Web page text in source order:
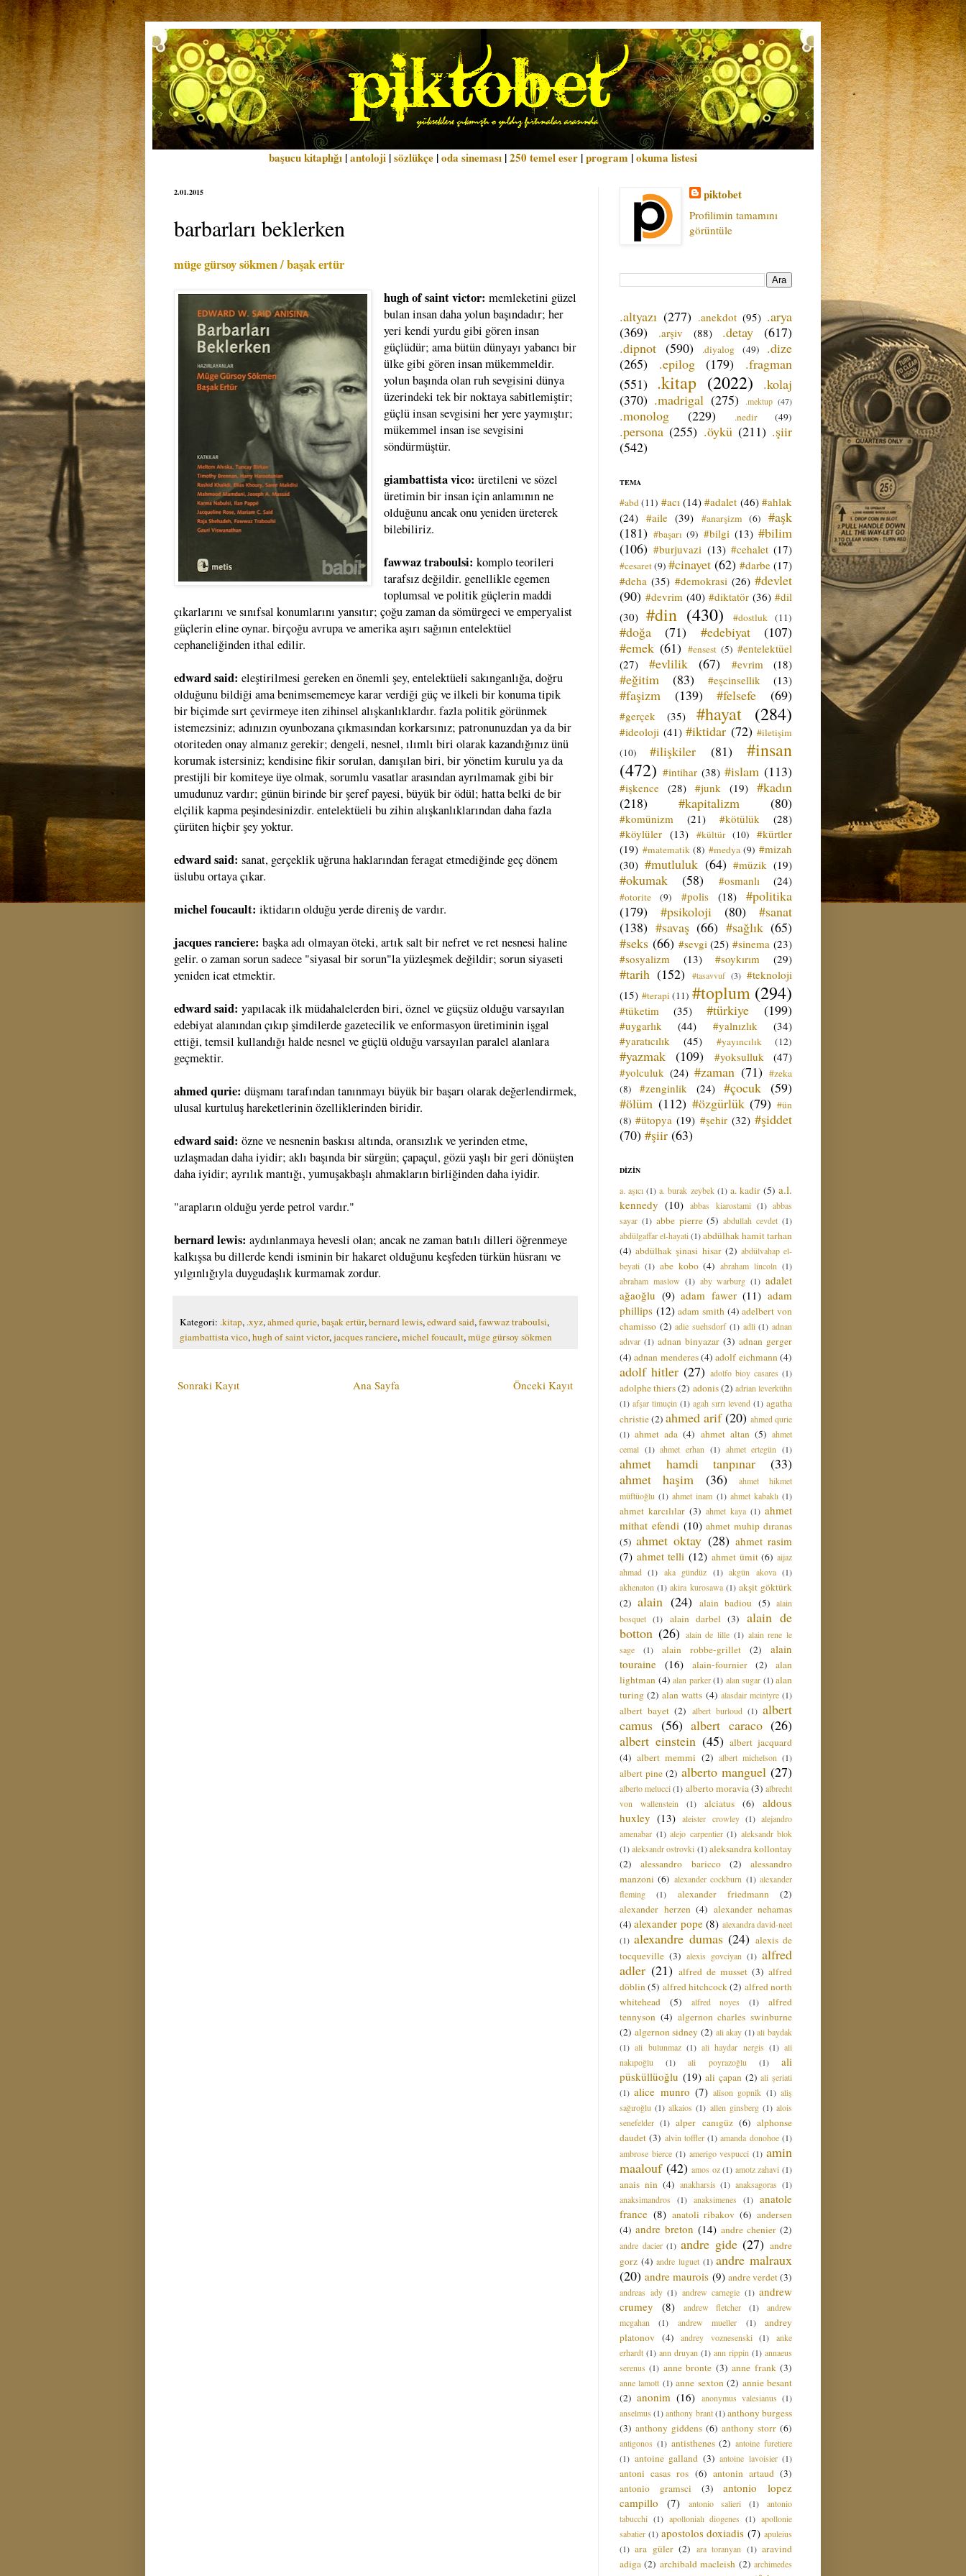
başucu kitaplığı |antoloji |sözlükçe |oda sineması |250 temel eser |program |okuma listesi
2.01.2015
barbarları beklerken
müge gürsoy sökmen / başak ertür
hugh of saint victor: memleketini güzel
bulan insan daha yolun başındadır; her
yeri kendi yurdu gibi gören insan
güçlüdür; ama bütün dünyayı yabancı bir
ülke gibi gören insan mükemmeldir.
yolun başında olan ruh sevgisini dünya
üzerindeki tek bir noktaya sabitlemiştir;
güçlü insan sevgisini her yere yaymıştır;
mükemmel insan ise sevgisini
söndürmüştür.
giambattista vico: üretileni ve sözel
üretimin bir insan için anlamının ne
olduğunu ancak onu yeniden üreterek
bilebiliriz.
fawwaz traboulsi: komplo teorileri
tarafsız değildir. genellikle egemen
toplumsal ve politik güçlerin maddi
çıkarlarını ve sınıfsal konumlarını yansıtır; çoğu zaman da sömürgeci ve emperyalist
güçlerin eline oynar. birçoğu avrupa ve amerika aşırı sağının entelektüel
cephaneliğinden ithal edilir.
edward said: eleştirilmesi gereken en önemli şey, entelektüeli sakınganlığa, doğru
olduğunu bildiği ama benimsememeye karar verdiği güç ve ilkeli bir konuma tipik
bir biçimde sırt çevirmeye iten zihinsel alışkanlıklardır. fazla politik görünmek
istemezsiniz; adınızın oyunbozana çıkmasından korkarsınız; patronunuzdan ya da bir
otoriteden onay almanız gerekir; dengeli, nesnel, ılımlı biri olarak kazandığınız ünü
korumak istersiniz; kendisine fikir sorulan, danışılan biri, bir yönetim kurulu ya da
prestijli bir komiteye üye olmak, sorumlu vasatlar arasından ayrılmamak gibi bir
umudunuz vardır; günün birinde bir şeref payesi, büyük bir ödül; hatta belki de bir
elçilik kapma peşindesinizdir. entelektüeli bu zihin alışkanlıklarından daha fazla
çürüten hiçbir şey yoktur.
edward said: sanat, gerçeklik uğruna haklarından feragat etmediğinde geç dönem
üslubu ortaya çıkar.
michel foucault: iktidarın olduğu yerde direniş de vardır.
jacques ranciere: başka adı olmayan öteki, artık salt bir nefret ve ret nesnesi haline
gelir. o zaman sorun sadece "siyasal bir sorun"la yüzleşmek değildir; sorun siyaseti
yeniden icat etmektir.
edward said: yapılacak ilk müdahalelerden biri, öznel ve güçsüz olduğu varsayılan
edebiyat alanından çıkıp şimdilerde gazetecilik ve enformasyon üretiminin işgal
ettiği, temsil kullandığı halde nesnel ve güçlü olduğu varsayılan paralel alanlara
geçmektir.
ahmed qurie: düşmanı tarafından tanınmayı büyük bir başarı olarak değerlendirmek,
ulusal kurtuluş hareketlerinin özelliklerinden biridir.
edward said: özne ve nesnenin baskısı altında, oransızlık ve yerinden etme,
uzlaşmadan daha iyidir; aklı başında bir sürgün; çapaçul, gözü yaşlı bir geri dönüşten
daha iyidir; ayrılık mantığı, yumuşakbaşlı ahmakların birliğinden daha iyidir.
"arapların olduğu yerde petrol vardır."
bernard lewis: aydınlanmaya hevesli olan; ancak ne zaman batılı dilleri öğrenmeye
kalkışsa bu dillerde kendi isminin bir hakaret olduğunu keşfeden türkün hüsranı ve
yılgınlığıyla duygudaşlık kurmamak zordur.
Kategori: .kitap, .xyz,ahmed qurie,başak ertür,bernard lewis,edward said,fawwaz traboulsi,
giambattista vico,hugh of saint victor,jacques ranciere,michel foucault,müge gürsoy sökmen
Sonraki Kayıt Önceki Kayıt
Ana Sayfa
piktobet
Profilimin tamamını
görüntüle
.altyazı (277) .anekdot (95) .arya
(369)
.arşiv (88) .detay
(617)
.dipnot (590) .diyalog (49)
.dize
(265)
.epilog (179)
.fragman
(551) .kitap (2022)
.kolaj
(370) .madrigal (275) .mektup (47)
.monolog (229) .nedir (49)
.persona (255) .öykü (211) .şiir
(542)
TEMA
#abd (11) #acı (14) #adalet (46) #ahlak
(24) #aile (39) #anarşizm (6)
#aşk
(181) #başarı (9) #bilgi (13) #bilim
(106) #burjuvazi (13) #cehalet (17)
#cesaret(9) #cinayet (62) #darbe (17)
#deha (35) #demokrasi (26) #devlet
(90) #devrim (40) #diktatör (36) #dil
(30) #din (430) #dostluk (11)
#doğa (71) #edebiyat
(107)
#emek (61) #ensest (5) #entelektüel
(27)
#evlilik (67) #evrim (18)
#eğitim (83) #eşcinsellik (13)
#faşizm (139) #felsefe (69)
#gerçek (35) #hayat (284)
#ideoloji (41) #iktidar (72) #iletişim
(10)
#ilişkiler (81)
#insan
(472) #intihar (38) #islam (113)
#işkence (28) #junk (19) #kadın
(218)
#kapitalizm (80)
#komünizm (21) #kötülük
(28)
#köylüler (13) #kültür (10)
#kürtler
(19) #matematik (8) #medya (9) #mizah
(30) #mutluluk (64) #müzik (19)
#okumak (58) #osmanlı (24)
#otorite (9) #polis (18)
#politika
(179)
#psikoloji (80)
#sanat
(138) #savaş (66) #sağlık (65)
#seks (66) #sevgi (25) #sinema (23)
#sosyalizm
(13) #soykırım (29)
#tarih (152) #tasavvuf (3) #teknoloji
(15) #terapi (11) #toplum (294)
#tüketim (35) #türkiye (199)
#uygarlık (44) #yalnızlık
(34)
#yaratıcılık
(45) #yayıncılık (12)
#yazmak (109) #yoksulluk
(47)
#yolculuk (24) #zaman (71) #zeka
(8)
#zenginlik (24) #çocuk (59)
#ölüm (112) #özgürlük (79) #ün
(8) #ütopya (19) #şehir (32) #şiddet
(70) #şiir (63)
DİZİN
a. aşıcı (1) a. burak zeybek (1) a. kadir (5) a.l.
kennedy (10) abbas kiarostami (1) abbas
sayar (1) abbe pierre (5) abdullah cevdet (1)
abdülgaffar el-hayati(1)abdülhak hamit tarhan
(4) abdülhak şinasi hisar (2) abdülvahap el-
beyati (1) abe kobo (4) abraham lincoln (1)
abraham maslow (1) aby warburg (1) adalet
ağaoğlu (9) adam fawer (11) adam
phillips (12) adam smith (4) adelbert von
chamisso (2) adie suehsdorf (1) adli (1) adnan
adıvar (1) adnan binyazar (3) adnan gerger
(4) adnan menderes(4) adolf eichmann (4)
adolf hitler (27) adolfo bioy casares (1)
adolphe thiers(2) adonis(2) adrian leverkühn
(1) afşar timuçin (1) agah sırrı levend (1) agatha
christie(2) ahmed arif (20) ahmed qurie
(1) ahmet ada (4) ahmet altan (5) ahmet
cemal (1) ahmet erhan (1) ahmet ertegün (1)
ahmet hamdi tanpınar
(33)
ahmet haşim
(36)
ahmet hikmet
müftüoğlu (1) ahmet inam (1) ahmet kabaklı (1)
ahmet karcılılar (3) ahmet kaya (1) ahmet
mithat efendi (10) ahmet muhip dıranas
(5) ahmet oktay (28) ahmet rasim
(7) ahmet telli (12) ahmet ümit (6) aijaz
ahmad (1) aka gündüz (1) akgün akova (1)
akhenaton (1) akira kurosawa (1) akşit göktürk
(2) alain (24) alain badiou (5) alain
bosquet (1) alain darbel (3)
alain de
botton (26) alain de lille (1) alain rene le
sage
(1) alain robbe-grillet (2)
alain
touraine (16) alain-fournier (2)
alan
lightman (4) alan parker (1) alan sugar (1) alan
turing (2) alan watts (4) alasdair mcintyre (1)
albert bayet (2) albert burloud (1) albert
camus (56) albert caraco (26)
albert einstein (45) albert jacquard
(4) albert memmi (2) albert michelson (1)
albert pine (2) alberto manguel (27)
alberto melucci (1) alberto moravia (3) albrecht
von wallenstein
(1) alciatus (6)
aldous
huxley (13) aleister crowley (1) alejandro
amenabar (1) alejo carpentier (1) aleksandr blok
(1) aleksandr ostrovki (1) aleksandra kollontay
(2)
alessandro baricco (2)
alessandro
manzoni (6) alexander cockburn (1) alexander
fleming
(1) alexander friedmann
(2)
alexander herzen (4) alexander nehamas
(4) alexander pope (8) alexandra david-neel
(1) alexandre dumas (24) alexis de
tocqueville (3) alexis govciyan (1) alfred
adler (21) alfred de musset (3) alfred
döblin (5) alfred hitchcock(2) alfred north
whitehead
(5) alfred noyes (1)
alfred
tennyson (4) algernon charles swinburne
(2) algernon sidney (2) ali akay (1) ali baydak
(1) ali bulunmaz (1) ali haydar nergis (1) ali
nakıpoğlu
(1) ali poyrazoğlu (1)
ali
püsküllüoğlu (19) ali çapan (2) ali şeriati
(1) alice munro (7) alison gopnik (1) aliş
sağıroğlu (1) alkaios (1) allen ginsberg (1) alois
senefelder (1) alper canıgüz (6) alphonse
daudet (3) alvin toffler (1) amanda donohoe (1)
ambrose bierce (1) amerigo vespucci (1) amin
maalouf (42) amos oz (1) amotz zahavi (1)
anais nin (4) anakharsis (1) anaksagoras (1)
anaksimandros
(1) anaksimenes (1) anatole
france (8) anatoli ribakov (6) andersen
(4) andre breton (14) andre chenier (2)
andre dacier (1) andre gide (27) andre
gorz (4) andre luguet (1) andre malraux
(20) andre maurois (9) andre verdet(3)
andreas ady (1) andrew carnegie (1) andrew
crumey
(8) andrew fletcher (1)
andrew
mcgahan
(1) andrew mueller (1)
andrey
platonov (4) andrey voznesenski (1)
anke
erhardt (1) ann druyan (1) ann rippin (1) annaeus
serenus (1) anne bronte (3) anne frank (3)
anne lamott (1) anne sexton (2) annie besant
(2) anonim (16) anonymus valesianus (1)
anselmus (1) anthony brant (1) anthony burgess
(3) anthony giddens (6) anthony storr (6)
antigonos (1) antisthenes (2) antoine furetiere
(1) antoine galland (3) antoine lavoisier (1)
antoni casas ros (6) antonin artaud (3)
antonio gramsci
(3)
antonio lopez
campillo
(7) antonio salieri (1)
antonio
tabucchi (1) apollonialı diogenes (1) apollonie
sabatier (1) apostolos doxiadis (7) apuleius
(1) ara güler (2) ara toranyan (1) aravind
adiga (2) archibald macleish (2) archimedes